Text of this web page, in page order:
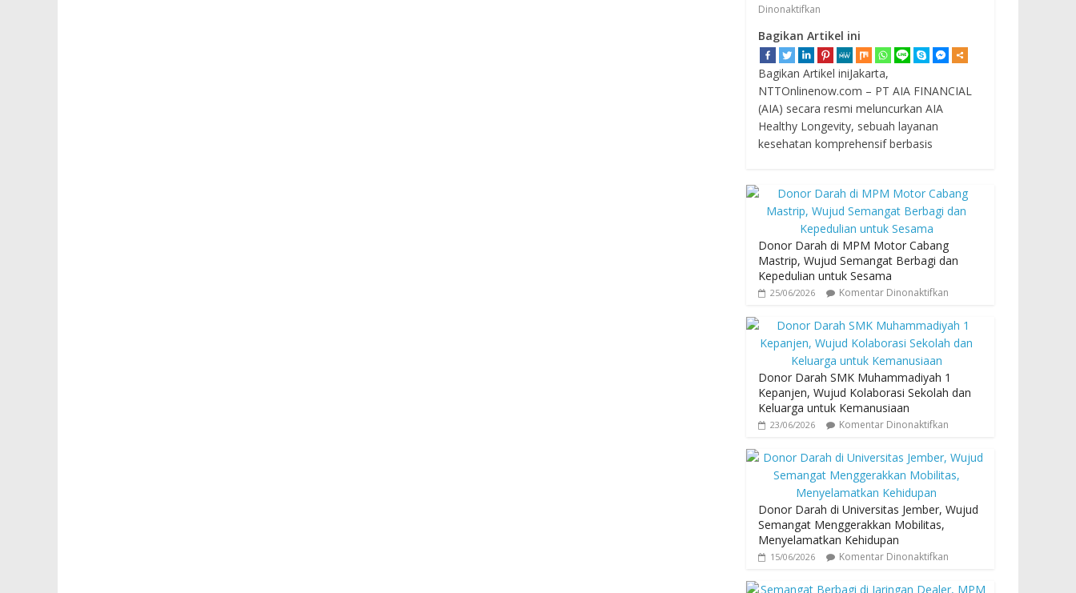
Dinonaktifkan
Bagikan Artikel ini
Bagikan Artikel iniJakarta,
NTTOnlinenow.com – PT AIA FINANCIAL
(AIA) secara resmi meluncurkan AIA
Healthy Longevity, sebuah layanan
kesehatan komprehensif berbasis
Donor Darah di MPM Motor Cabang
Mastrip, Wujud Semangat Berbagi dan
Kepedulian untuk Sesama
25/06/2026 Komentar Dinonaktifkan
Donor Darah SMK Muhammadiyah 1
Kepanjen, Wujud Kolaborasi Sekolah dan
Keluarga untuk Kemanusiaan
23/06/2026 Komentar Dinonaktifkan
Donor Darah di Universitas Jember, Wujud
Semangat Menggerakkan Mobilitas,
Menyelamatkan Kehidupan
15/06/2026 Komentar Dinonaktifkan